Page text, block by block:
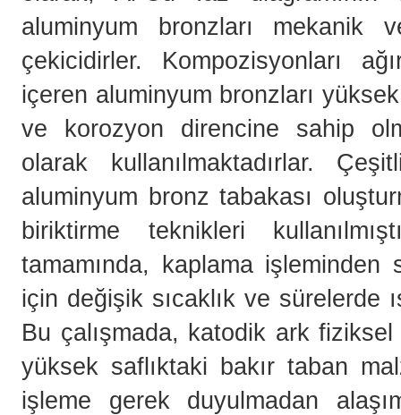
aluminyum bronzları mekanik
çekicidirler. Kompozisyonları
içeren aluminyum bronzları
ve korozyon direncine sahip
olarak kullanılmaktadırlar.
aluminyum bronz tabakası
biriktirme teknikleri
tamamında, kaplama işleminden
için değişik sıcaklık ve sürelerde
Bu çalışmada, katodik ark
yüksek saflıktaki bakır taban
işleme gerek duyulmadan